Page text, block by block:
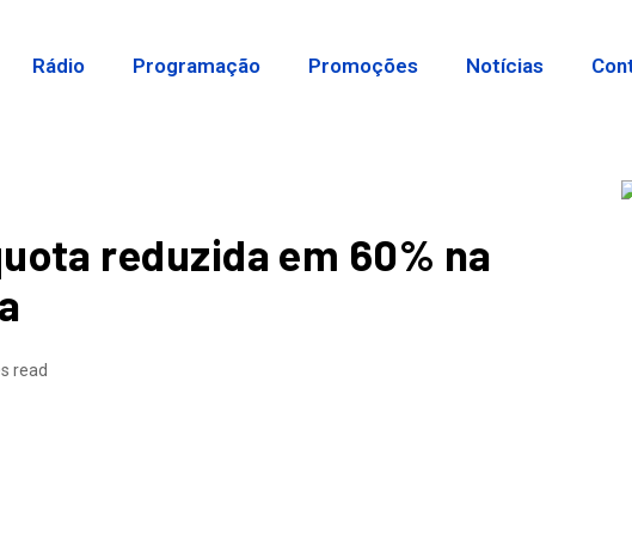
Rádio Programação Promoções Notícias
reduzida em 60% na
read